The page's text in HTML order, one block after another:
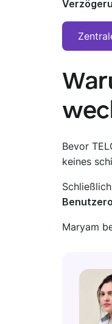
Bevor
keines
Maryam